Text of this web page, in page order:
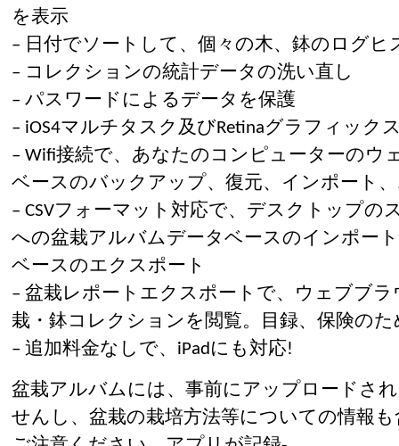
を表示
– 日付でソートして、個々の木、鉢のログヒ
– コレクションの統計データの洗い直し
– パスワードによるデータを保護
– iOS4マルチタスク及びRetinaグラフィック
– Wifi接続で、あなたのコンピューターのウ
ベースのバックアップ、復元、インポート
– CSVフォーマット対応で、デスクトップの
への盆栽アルバムデータベースのインポー
ベースのエクスポート
– 盆栽レポートエクスポートで、ウェブブ
栽・鉢コレクションを閲覧。目録、保険の
– 追加料金なしで、iPadにも対応!
盆栽アルバムには、事前にアップロードさ
せんし、盆栽の栽培方法等についての情報